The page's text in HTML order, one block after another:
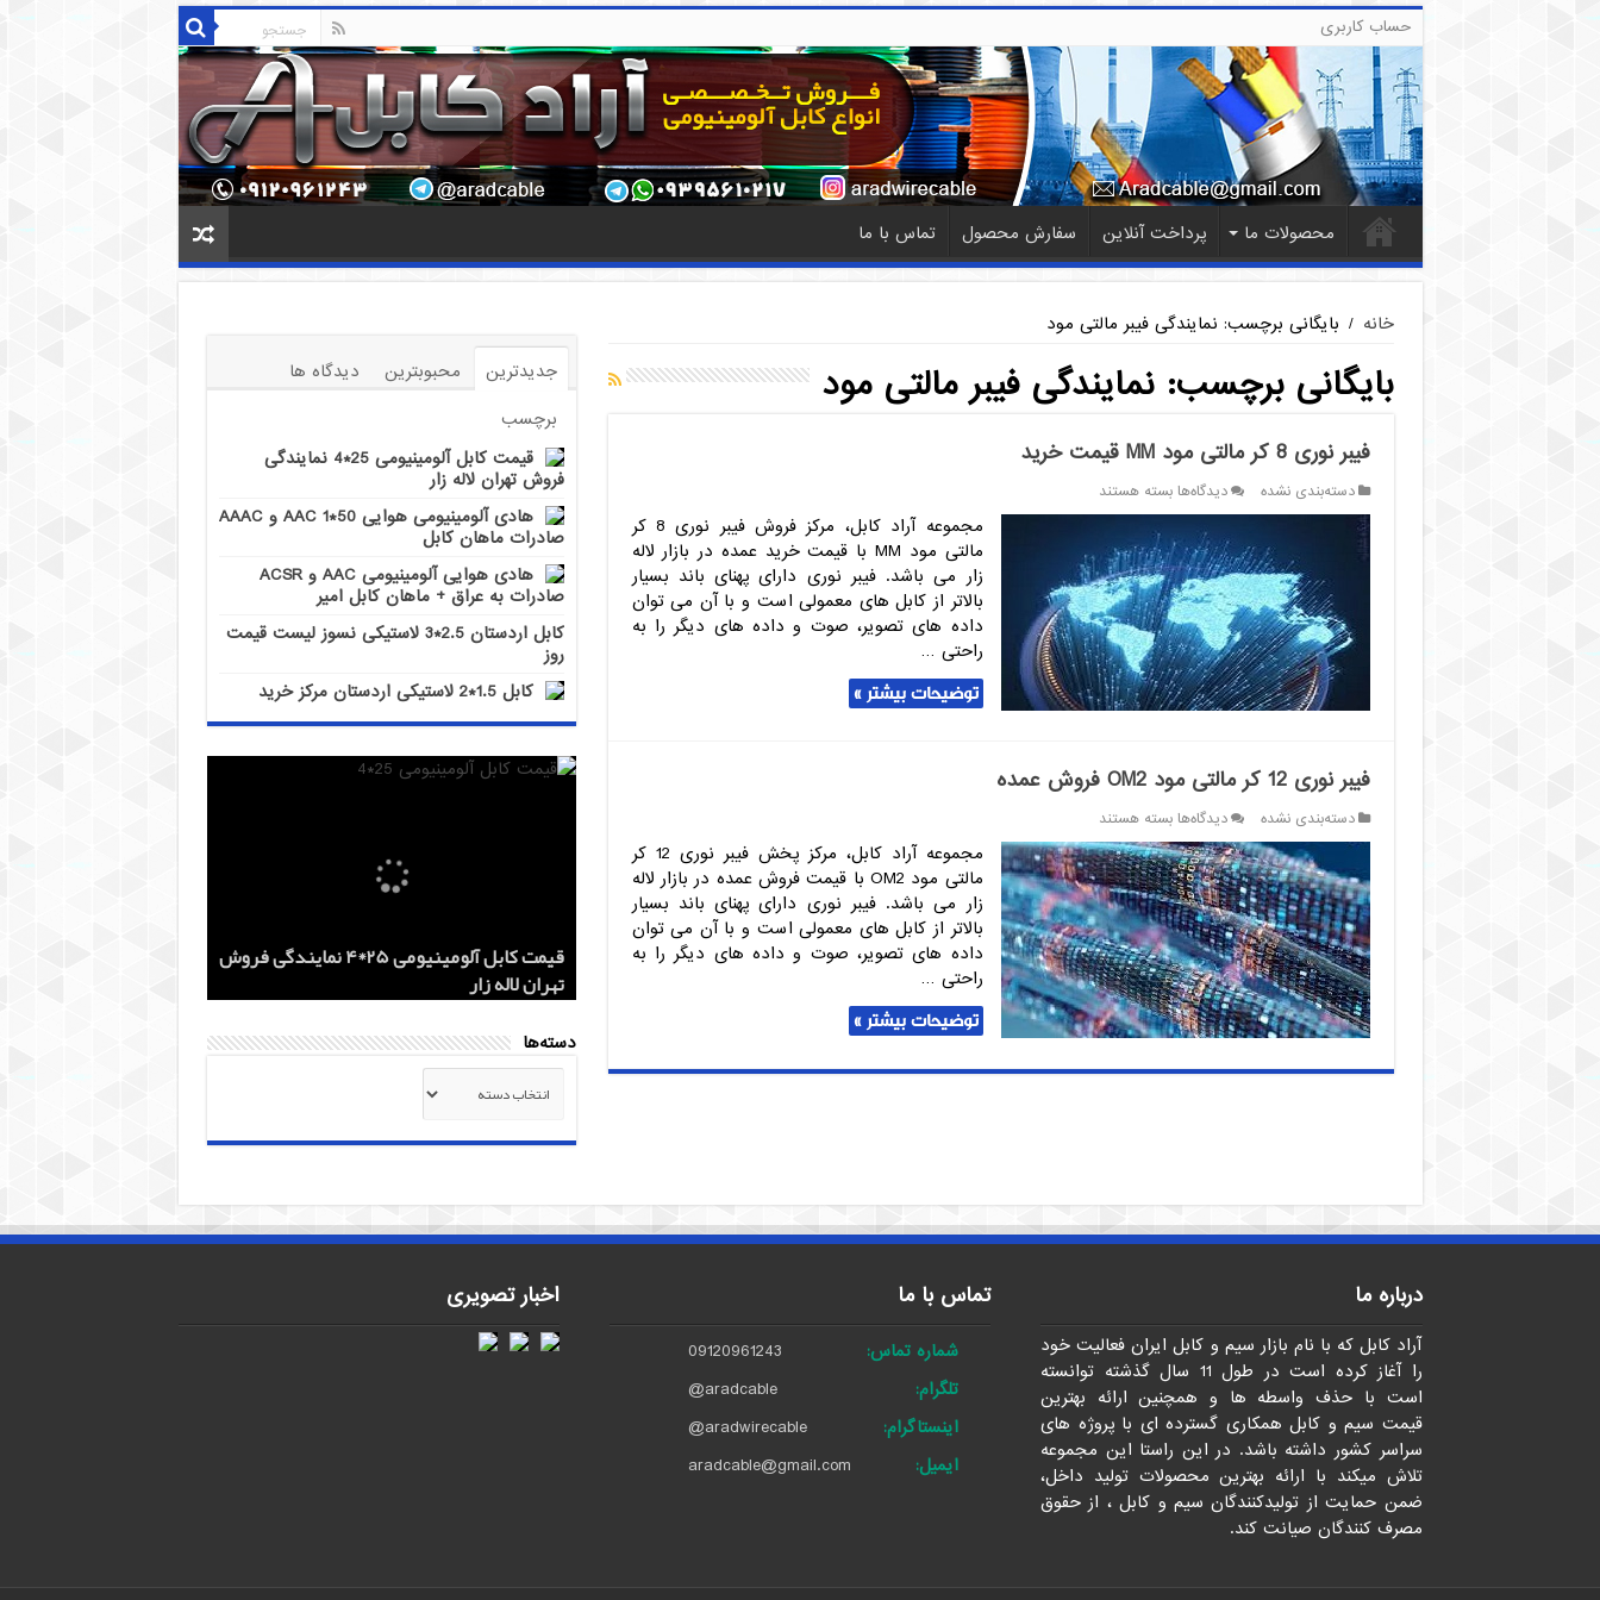
حساب کاربری
محصولات ما پرداخت آنلاین سفارش محصول تماس با ما
خانه / بایگانی برچسب: نمایندگی فیبر مالتی مود
بایگانی برچسب:نمایندگی فیبر مالتی مود
فیبر نوری 8 کر مالتی مود MM قیمت خرید
دسته‌بندی نشده دیدگاه‌هابرای
فیبر
نوری
8
کر
مالتی
مود
MM
قیمت
خرید
بسته هستند
مجموعه آراد کابل، مرکز فروش فیبر نوری 8 کر
مالتی مود MM با قیمت خرید عمده در بازار لاله
زار می باشد. فیبر نوری دارای پهنای باند بسیار
بالاتر از کابل های معمولی است و با آن می توان
داده های تصویر، صوت و داده های دیگر را به
راحتی …
توضیحات بیشتر »
فیبر نوری 12 کر مالتی مود OM2 فروش عمده
دسته‌بندی نشده دیدگاه‌هابرای
فیبر
نوری
12
کر
مالتی
مود
OM2
فروش
عمده
بسته هستند
مجموعه آراد کابل، مرکز پخش فیبر نوری 12 کر
مالتی مود OM2 با قیمت فروش عمده در بازار لاله
زار می باشد. فیبر نوری دارای پهنای باند بسیار
بالاتر از کابل های معمولی است و با آن می توان
داده های تصویر، صوت و داده های دیگر را به
راحتی …
توضیحات بیشتر »
جدیدترین محبوبترین
دیدگاه ها
برچسب
قیمت کابل آلومینیومی 25*4 نمایندگی
فروش تهران لاله زار
هادی آلومینیومی هوایی 50*1 AAC و AAAC
صادرات ماهان کابل
هادی هوایی آلومینیومی AAC و ACSR
صادرات به عراق + ماهان کابل امیر
کابل اردستان 2.5*3 لاستیکی نسوز لیست قیمت
روز
کابل 1.5*2 لاستیکی اردستان مرکز خرید
قیمت کابل آلومینیومی 25*4 نمایندگی فروش
تهران لاله زار
هادی آلومینیومی هوایی 50*1 AAC و AAAC
صادرات ماهان کابل
هادی هوایی آلومینیومی AAC و ACSR
صادرات به عراق + ماهان کابل امیر
کابل اردستان 2.5*3 لاستیکی نسوز لیست
قیمت روز
کابل 1.5*2 لاستیکی اردستان مرکز خرید
دسته‌ها
درباره ما
آراد کابل که با نام بازار سیم و کابل ایران فعالیت خود
را آغاز کرده است در طول 11 سال گذشته توانسته
است با حذف واسطه ها و همچنین ارائه بهترین
قیمت سیم و کابل همکاری گسترده ای با پروژه های
سراسر کشور داشته باشد. در این راستا این مجموعه
تلاش میکند با ارائه بهترین محصولات تولید داخل،
ضمن حمایت از تولیدکنندگان سیم و کابل ، از حقوق
مصرف کنندگان صیانت کند.
تماس با ما
شماره تماس:
09120961243
تلگرام:
@aradcable
اینستاگرام:
@aradwirecable
ایمیل:
aradcable@gmail.com
اخبار تصویری